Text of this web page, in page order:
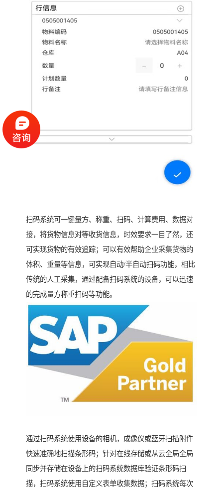
扫码系统可一键量方、称重、扫码、计算费用、数据对
接，将货物信息对等收货信息，时效要求一目了然，还
可实现货物的有效追踪；可以有效帮助企业采集货物的
体积、重量等信息，可实现自动/半自动扫码功能，相比
传统的人工采集，通过配备扫码系统的设备，可以迅速
的完成量方称重扫码等功能。
通过扫码系统使用设备的相机，成像仪或蓝牙扫描附件
快速准确地扫描条形码；针对在线存储或从云全局全局
同步并存储在设备上的扫码系统数据库验证条形码扫
描，扫码系统使用自定义表单收集数据；扫码系统每次